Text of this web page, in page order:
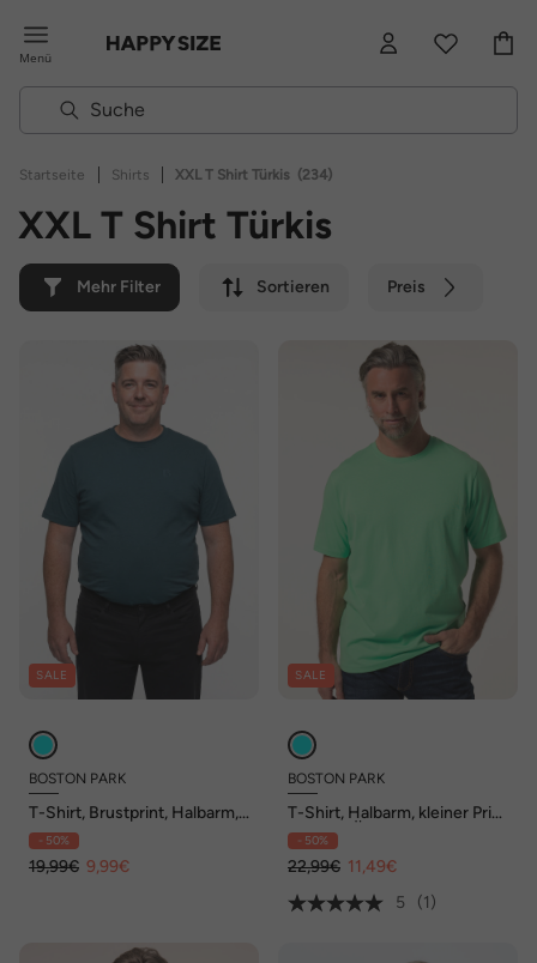
Menü
Startseite | Shirts | XXL T Shirt Türkis (234)
XXL T Shirt Türkis
Mehr Filter Sortieren Preis
SALE
BOSTON PARK
T-Shirt, Brustprint, Halbarm,
Rundhals, bis 84/86
- 50%
19,99€ 9,99€
SALE
BOSTON PARK
T-Shirt, Halbarm, kleiner Print
auf dem Ärmel, bis 84/86
- 50%
22,99€ 11,49€
5
(1)